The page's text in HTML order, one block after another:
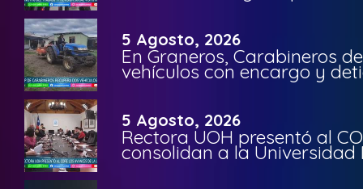
5 Agosto, 2026
En Graneros, Carabineros
vehículos con encargo y
5 Agosto, 2026
Rectora UOH presentó al
consolidan a la Universidad